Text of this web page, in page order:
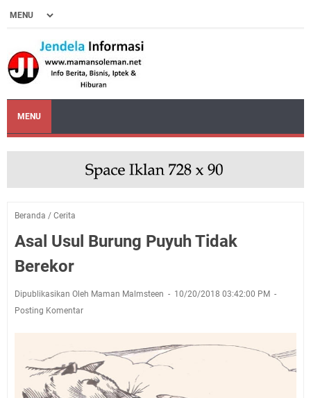
MENU
Beranda / Cerita
Asal Usul Burung Puyuh Tidak
Berekor
Dipublikasikan Oleh Maman Malmsteen
10/20/2018 03:42:00 PM
Posting Komentar